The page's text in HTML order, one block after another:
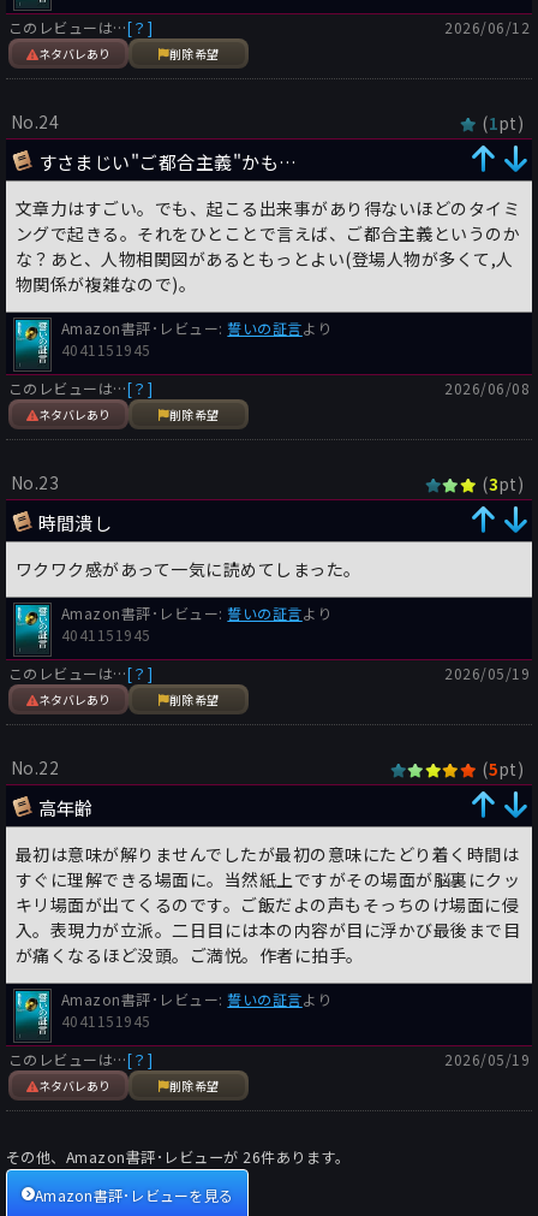
このレビューは…[？]
ネタバレあり 削除希望
2026/06/12
No.24 (1pt)
すさまじい"ご都合主義"かも…
文章力はすごい。でも、起こる出来事があり得ないほどのタイミ
ングで起きる。それをひとことで言えば、ご都合主義というのか
な？あと、人物相関図があるともっとよい(登場人物が多くて,人
物関係が複雑なので)。
Amazon書評･レビュー:誓いの証言より
4041151945
このレビューは…[？]
ネタバレあり 削除希望
2026/06/08
No.23 (3pt)
時間潰し
ワクワク感があって一気に読めてしまった。
Amazon書評･レビュー:誓いの証言より
4041151945
このレビューは…[？]
ネタバレあり 削除希望
2026/05/19
No.22 (5pt)
高年齢
最初は意味が解りませんでしたが最初の意味にたどり着く時間は
すぐに理解できる場面に。当然紙上ですがその場面が脳裏にクッ
キリ場面が出てくるのです。ご飯だよの声もそっちのけ場面に侵
入。表現力が立派。二日目には本の内容が目に浮かび最後まで目
が痛くなるほど没頭。ご満悦。作者に拍手。
Amazon書評･レビュー:誓いの証言より
4041151945
このレビューは…[？]
ネタバレあり 削除希望
2026/05/19
その他、Amazon書評･レビューが 26件あります。
Amazon書評･レビューを見る